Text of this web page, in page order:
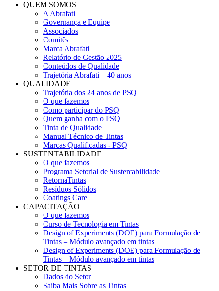
QUEM SOMOS
A Abrafati
Governança e Equipe
Associados
Comitês
Marca Abrafati
Relatório de Gestão 2025
Conteúdos de Qualidade
Trajetória Abrafati – 40 anos
QUALIDADE
Trajetória dos 24 anos de PSQ
O que fazemos
Como participar do PSQ
Quem ganha com o PSQ
Tinta de Qualidade
Manual Técnico de Tintas
Marcas Qualificadas - PSQ
SUSTENTABILIDADE
O que fazemos
Programa Setorial de Sustentabilidade
RetornaTintas
Resíduos Sólidos
Coatings Care
CAPACITAÇÃO
O que fazemos
Curso de Tecnologia em Tintas
Design of Experiments (DOE) para Formulação de
Tintas – Módulo avançado em tintas
Design of Experiments (DOE) para Formulação de
Tintas – Módulo avançado em tintas
SETOR DE TINTAS
Dados do Setor
Saiba Mais Sobre as Tintas